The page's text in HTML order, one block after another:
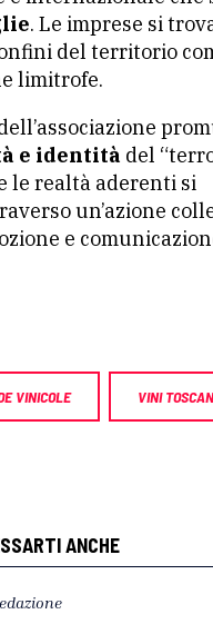
. Le imprese si
del territorio
limitrofe.
e identità del
le realtà aderenti si
un’azione
e
VINICOLE VINI
ANCHE